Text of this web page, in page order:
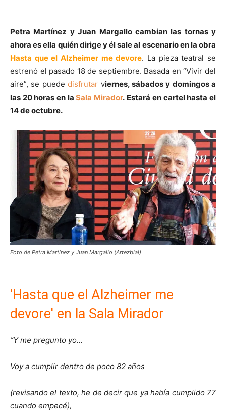
Petra Martínez y Juan Margallo cambian las tornas y
ahora es ella quién dirige y él sale al escenario en la obra
Hasta que el Alzheimer me devore. La pieza teatral se
estrenó el pasado 18 de septiembre. Basada en “Vivir del
aire”, se puededisfrutar viernes, sábados y domingos a
las 20 horas en laSala Mirador. Estará en cartel hasta el
14 de octubre.
Foto de Petra Martínez y Juan Margallo (Artezblai)
'Hasta que el Alzheimer me
devore' en la Sala Mirador
“Y me pregunto yo...
Voy a cumplir dentro de poco 82 años
(revisando el texto, he de decir que ya había cumplido 77
cuando empecé),